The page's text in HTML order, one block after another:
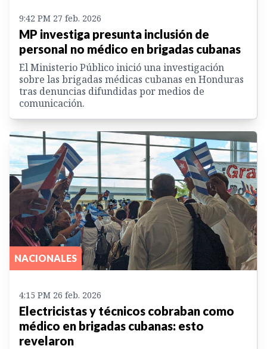
9:42 PM 27 feb. 2026
MP investiga presunta inclusión de
personal no médico en brigadas cubanas
El Ministerio Público inició una investigación
sobre las brigadas médicas cubanas en Honduras
tras denuncias difundidas por medios de
comunicación.
NACIONALES
4:15 PM 26 feb. 2026
Electricistas y técnicos cobraban como
médico en brigadas cubanas: esto
revelaron